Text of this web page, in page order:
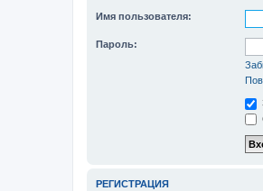
Имя пользователя:
Пароль:
РЕГИСТРАЦИЯ